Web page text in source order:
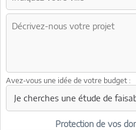
Avez-vous une idée de votre budget :
Protection de vos